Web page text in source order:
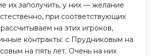
их заполучить, у них — желание
при соответствующих
на этих игроков,
контракты: с Прудниковым на
на пять лет. Очень на них